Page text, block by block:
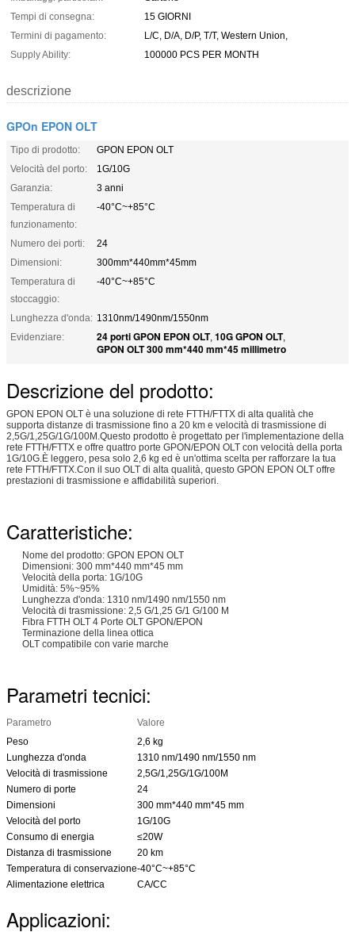
Tempi di consegna:
15 GIORNI
Termini di pagamento:
L/C, D/A, D/P, T/T, Western Union,
Supply Ability:
100000 PCS PER MONTH
descrizione
GPOn EPON OLT
Tipo di prodotto:
GPON EPON OLT
Velocità del porto:
1G/10G
Garanzia:
3 anni
Temperatura di
funzionamento:
-40°C~+85°C
Numero dei porti:
24
Dimensioni:
300mm*440mm*45mm
Temperatura di
stoccaggio:
-40°C~+85°C
Lunghezza d'onda: 1310nm/1490nm/1550nm
Evidenziare:
24 porti GPON EPON OLT, 10G GPON OLT,
GPON OLT 300 mm*440 mm*45 millimetro
Descrizione del prodotto:
GPON EPON OLT è una soluzione di rete FTTH/FTTX di alta qualità che
supporta distanze di trasmissione fino a 20 km e velocità di trasmissione di
2,5G/1,25G/1G/100M.Questo prodotto è progettato per l'implementazione della
rete FTTH/FTTX e offre quattro porte GPON/EPON OLT con velocità della porta
1G/10G.È leggero, pesa solo 2,6 kg ed è un'ottima scelta per rafforzare la tua
rete FTTH/FTTX.Con il suo OLT di alta qualità, questo GPON EPON OLT offre
prestazioni di trasmissione e affidabilità superiori.
Caratteristiche:
Nome del prodotto: GPON EPON OLT
Dimensioni: 300 mm*440 mm*45 mm
Velocità della porta: 1G/10G
Umidità: 5%~95%
Lunghezza d'onda: 1310 nm/1490 nm/1550 nm
Velocità di trasmissione: 2,5 G/1,25 G/1 G/100 M
Fibra FTTH OLT 4 Porte OLT GPON/EPON
Terminazione della linea ottica
OLT compatibile con varie marche
Parametri tecnici:
Parametro
Valore
Peso
2,6 kg
Lunghezza d'onda
1310 nm/1490 nm/1550 nm
Velocità di trasmissione
2,5G/1,25G/1G/100M
Numero di porte
24
Dimensioni
300 mm*440 mm*45 mm
Velocità del porto
1G/10G
Consumo di energia
≤20W
Distanza di trasmissione
20 km
Temperatura di conservazione-40°C~+85°C
Alimentazione elettrica
CA/CC
Applicazioni: